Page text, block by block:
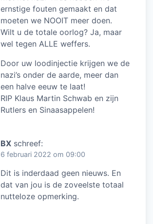
ernstige fouten gemaakt en dat
moeten we NOOIT meer doen.
Wilt u de totale oorlog? Ja, maar
wel tegen ALLE weffers.
Door uw loodinjectie krijgen we de
nazi’s onder de aarde, meer dan
een halve eeuw te laat!
RIP Klaus Martin Schwab en zijn
Rutlers en Sinaasappelen!
BX schreef:
6 februari 2022 om 09:00
Dit is inderdaad geen nieuws. En
dat van jou is de zoveelste totaal
nutteloze opmerking.